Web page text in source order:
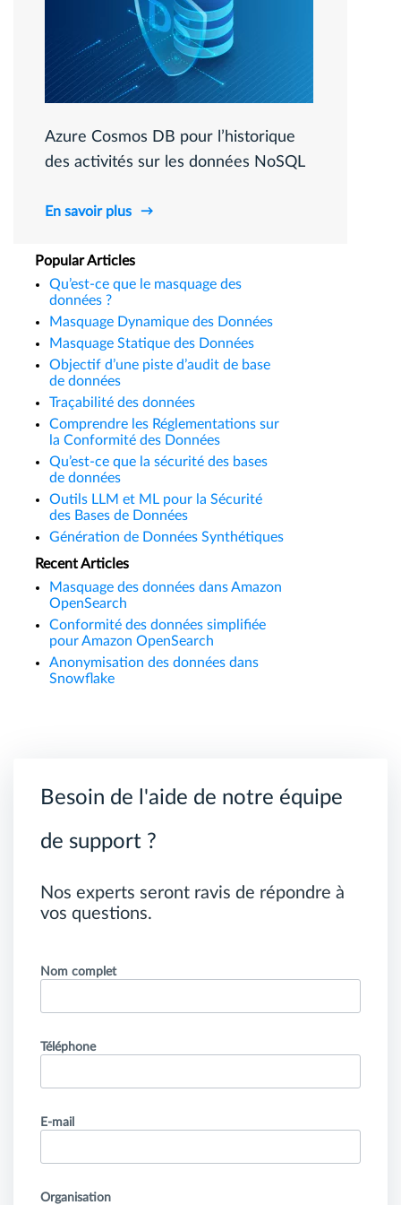
Azure Cosmos DB pour l’historique
des activités sur les données NoSQL
En savoir plus
Popular Articles
Qu’est-ce que le masquage des
données ?
Masquage Dynamique des Données
Masquage Statique des Données
Objectif d’une piste d’audit de base
de données
Traçabilité des données
Comprendre les Réglementations sur
la Conformité des Données
Qu’est-ce que la sécurité des bases
de données
Outils LLM et ML pour la Sécurité
des Bases de Données
Génération de Données Synthétiques
Recent Articles
Masquage des données dans Amazon
OpenSearch
Conformité des données simplifiée
pour Amazon OpenSearch
Anonymisation des données dans
Snowflake
Besoin de l'aide de notre équipe
de support ?
Nos experts seront ravis de répondre à
vos questions.
Nom complet
Téléphone
E-mail
Organisation